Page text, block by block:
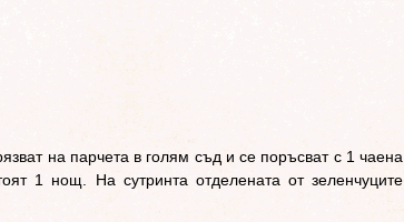
на парчета в голям съд и се поръсват с 1 чаена
1 нощ. На сутринта отделената от зеленчуците